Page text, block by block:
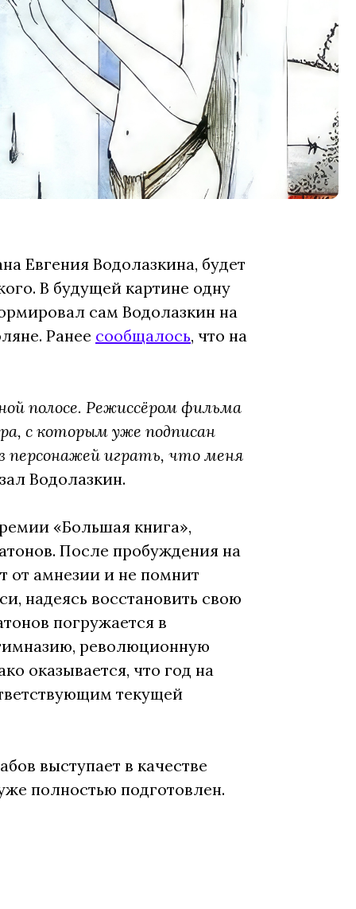
Евгения Водолазкина, будет
В будущей картине одну
сам Водолазкин на
Ранее сообщалось, что на
полосе. Режиссёром фильма
с которым уже подписан
персонажей играть, что меня
Водолазкин.
«Большая книга»,
После пробуждения на
от амнезии и не помнит
надеясь восстановить свою
погружается в
революционную
оказывается, что год на
текущей
выступает в качестве
полностью подготовлен.